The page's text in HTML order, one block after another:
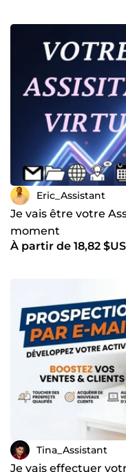
Eric_Assistant
Je vais être votre
moment
À partir de 18,82 $US
Tina_Assistant
Je vais effectuer